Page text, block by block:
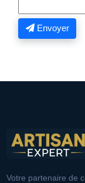
Envoyer
Votre partenaire de